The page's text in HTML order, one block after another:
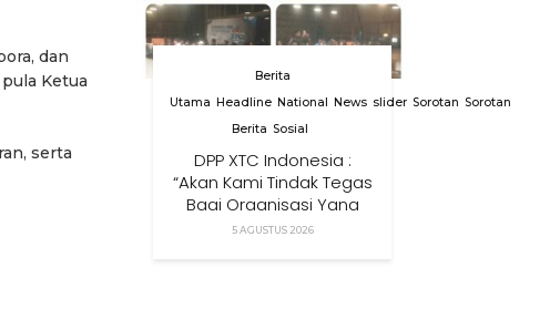
dan
Ketua
serta
Berita
Utama
Headline National News slider Sorotan Sorotan
Berita Sosial
DPP XTC Indonesia :
“Akan Kami Tindak Tegas
Bagi Organisasi Yang
Menggunakan Nama,
5 AGUSTUS 2026